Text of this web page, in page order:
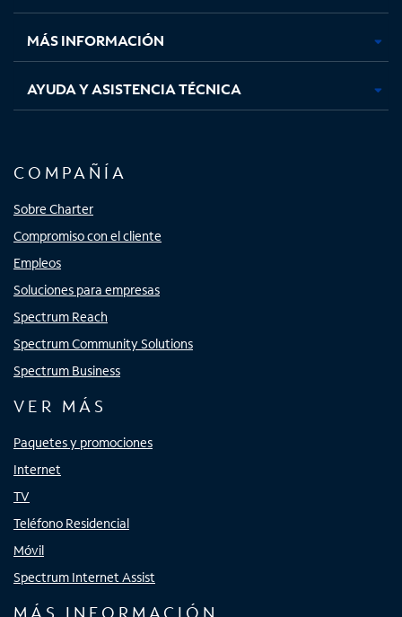
nuevanuevanuevanueva
MÁS INFORMACIÓN
AYUDA Y ASISTENCIA TÉCNICA
COMPAÑÍA
Sobre Charter
Compromiso con el cliente
Empleos
Soluciones para empresas
Spectrum Reach
Spectrum Community Solutions
Spectrum Business
VER MÁS
Paquetes y promociones
Internet
TV
Teléfono Residencial
Móvil
Spectrum Internet Assist